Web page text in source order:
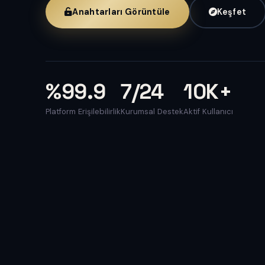
Anahtarları Görüntüle Keşfet
%99.9
Platform Erişilebilirlik
7/24
Kurumsal Destek
10K+
Aktif Kullanıcı